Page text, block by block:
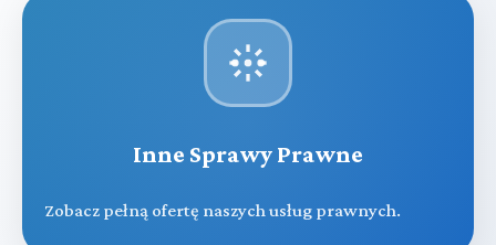
Inne Sprawy Prawne
Zobacz pełną ofertę naszych usług prawnych.